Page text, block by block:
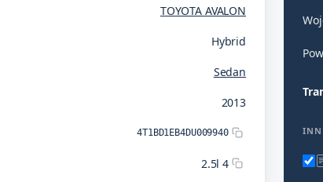
TOYOTA AVALON
Hybrid
Sedan
2013
4T1BD1EB4DU009940
2.5l 4